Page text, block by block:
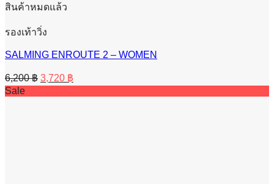
สินค้าหมดแล้ว
รองเท้าวิ่ง
SALMING ENROUTE 2 – WOMEN
6,200฿ Original
price
was:
3,720 ฿
price
is:
Sale